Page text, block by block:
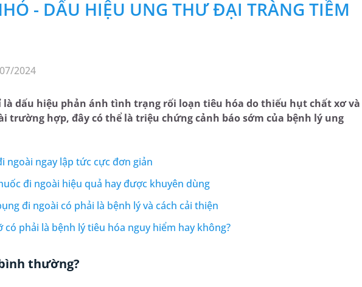
- DẤU HIỆU UNG THƯ ĐẠI TRÀNG TIỀM
2024
dấu hiệu phản ánh tình trạng rối loạn tiêu hóa do thiếu hụt chất xơ và
trường hợp, đây có thể là triệu chứng cảnh báo sớm của bệnh lý ung
ngoài ngay lập tức cực đơn giản
đi ngoài hiệu quả hay được khuyên dùng
đi ngoài có phải là bệnh lý và cách cải thiện
có phải là bệnh lý tiêu hóa nguy hiểm hay không?
thường?